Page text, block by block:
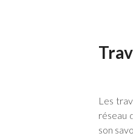
Les
réseau
son